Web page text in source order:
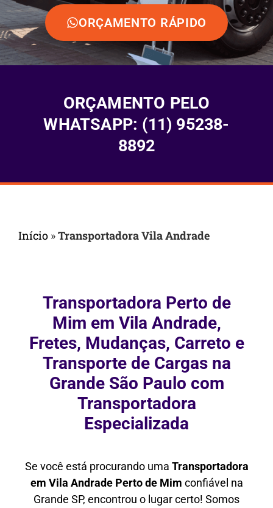
ORÇAMENTO RÁPIDO
ORÇAMENTO PELO
WHATSAPP: (11) 95238-
8892
Início »Transportadora Vila Andrade
Transportadora Perto de
Mim em Vila Andrade,
Fretes, Mudanças, Carreto e
Transporte de Cargas na
Grande São Paulo com
Transportadora
Especializada
Se você está procurando uma Transportadora
em Vila Andrade Perto de Mim confiável na
Grande SP, encontrou o lugar certo! Somos